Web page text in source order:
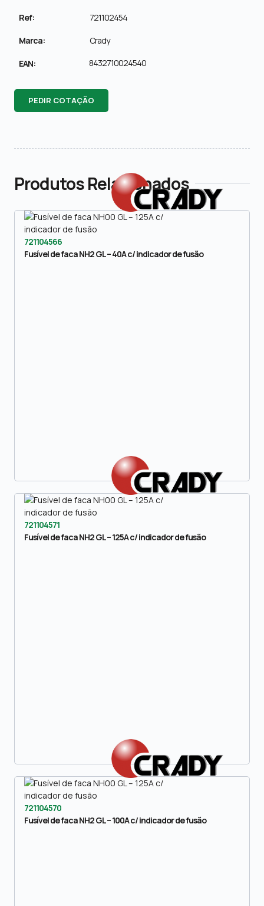
Ref: 721102454
Marca: Crady
EAN: 8432710024540
PEDIR COTAÇÃO
Produtos Relacionados
721104566
Fusível de faca NH2 GL – 40A c/ indicador de fusão
721104571
Fusível de faca NH2 GL – 125A c/ indicador de fusão
721104570
Fusível de faca NH2 GL – 100A c/ indicador de fusão